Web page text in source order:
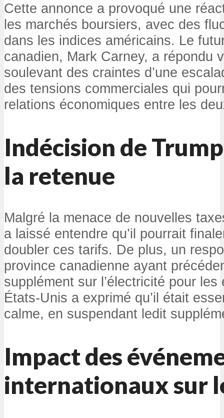
Cette annonce a provoqué une
les marchés boursiers, avec des
dans les indices américains. Le
canadien, Mark Carney, a répondu
soulevant des craintes d’une
des tensions commerciales qui
relations économiques entre les
Indécision de
la retenue
Malgré la menace de nouvelles
a laissé entendre qu’il pourrait
doubler ces tarifs. De plus, un
province canadienne ayant
supplément sur l’électricité pour
États-Unis a exprimé qu’il était
calme, en suspendant ledit
Impact des
internationaux sur